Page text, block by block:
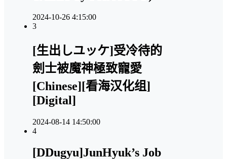
2024-10-26 4:15:00
3
[生出しユッケ]受冷待的
劍士被魔神極致寵愛
[Chinese][看海汉化组]
[Digital]
2024-08-14 14:50:00
4
[DDugyu]JunHyuk’s Job